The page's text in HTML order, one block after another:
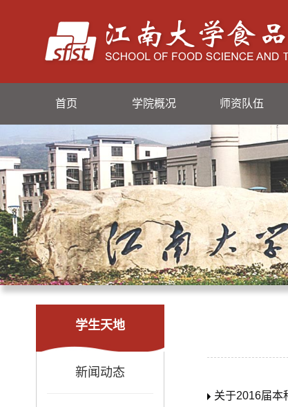
首页 学院概况 师资队伍
学生天地
新闻动态
关于2016届本